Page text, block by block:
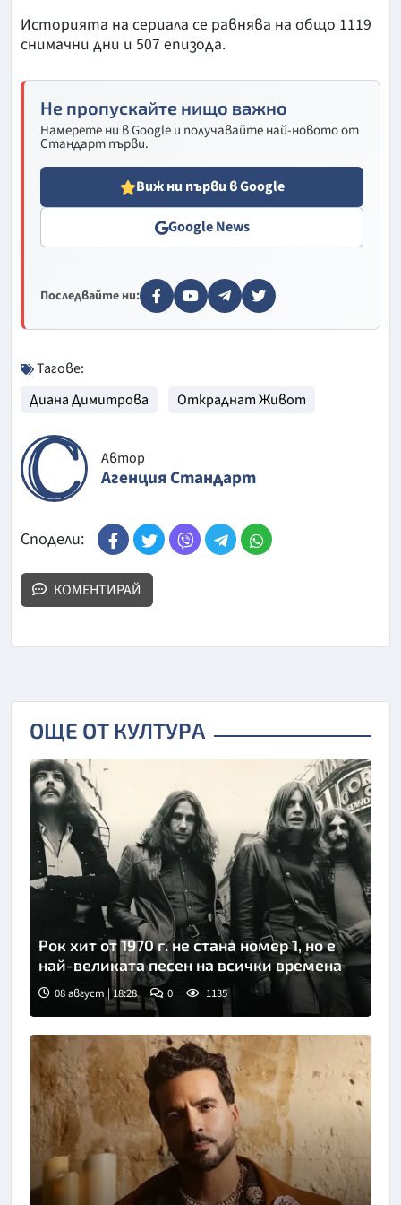
Историята на сериала се равнява на общо 1119
снимачни дни и 507 епизода.
Не пропускайте нищо важно
Намерете ни в Google и получавайте най-новото от
Стандарт първи.
Виж ни първи в Google
Google News
Последвайте ни:
Тагове:
Диана Димитрова
Откраднат Живот
Автор
Агенция Стандарт
Сподели:
КОМЕНТИРАЙ
ОЩЕ ОТ КУЛТУРА
Рок хит от 1970 г. не стана номер 1, но е
най-великата песен на всички времена
08 август | 18:28 0 1135